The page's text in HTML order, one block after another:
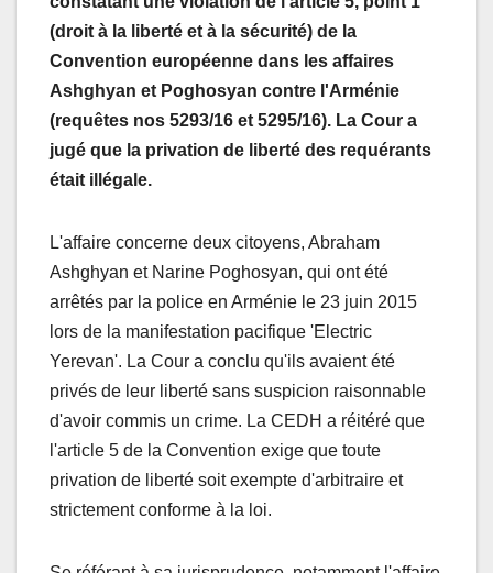
(droit à la liberté et à la sécurité) de la
Convention européenne dans les affaires
Ashghyan et Poghosyan contre l'Arménie
(requêtes nos 5293/16 et 5295/16). La Cour a
jugé que la privation de liberté des requérants
était illégale.
L'affaire concerne deux citoyens, Abraham
Ashghyan et Narine Poghosyan, qui ont été
arrêtés par la police en Arménie le 23 juin 2015
lors de la manifestation pacifique 'Electric
Yerevan'. La Cour a conclu qu'ils avaient été
privés de leur liberté sans suspicion raisonnable
d'avoir commis un crime. La CEDH a réitéré que
l'article 5 de la Convention exige que toute
privation de liberté soit exempte d'arbitraire et
strictement conforme à la loi.